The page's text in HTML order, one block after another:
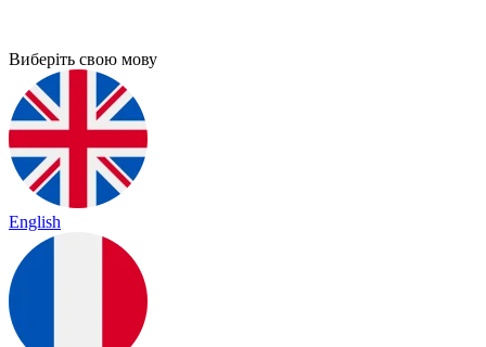
Виберіть свою мову
English